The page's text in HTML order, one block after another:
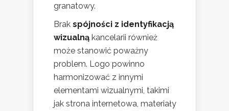
granatowy.
Brak spójności z identyfikacją
wizualną kancelarii również
może stanowić poważny
problem. Logo powinno
harmonizować z innymi
elementami wizualnymi, takimi
jak strona internetowa, materiały